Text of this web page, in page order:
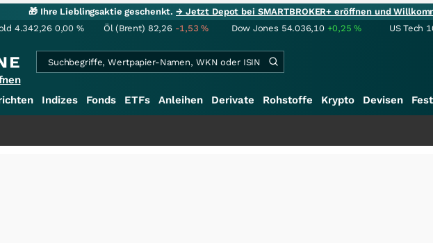
🎁 Ihre Lieblingsaktie geschenkt.→ Jetzt Depot bei SMARTBROKER+ eröffnen und
4.342,26 0,00 % Öl (Brent) 82,26 -1,53% Dow Jones 54.036,10 +0,25% US Tech
Indizes Fonds ETFs Anleihen Derivate Rohstoffe Krypto Devisen